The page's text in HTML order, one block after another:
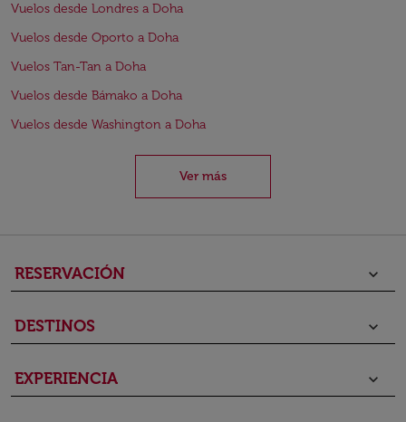
Vuelos desde Londres a Doha
Vuelos desde Oporto a Doha
Vuelos Tan-Tan a Doha
Vuelos desde Bámako a Doha
Vuelos desde Washington a Doha
Ver más
RESERVACIÓN keyboard_arrow_down
DESTINOS keyboard_arrow_down
EXPERIENCIA keyboard_arrow_down